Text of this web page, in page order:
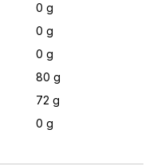
0 g
0 g
0 g
80 g
72 g
0 g